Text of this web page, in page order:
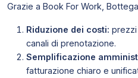
Grazie a Book For Work,
Riduzione dei costi:
canali di prenotazione.
Semplificazione
fatturazione chiaro e